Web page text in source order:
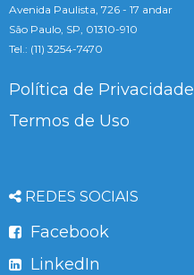
Avenida Paulista, 726 - 17 andar
São Paulo, SP, 01310-910
Tel.: (11) 3254-7470
Política de Privacidade
Termos de Uso
REDES SOCIAIS
Facebook
LinkedIn